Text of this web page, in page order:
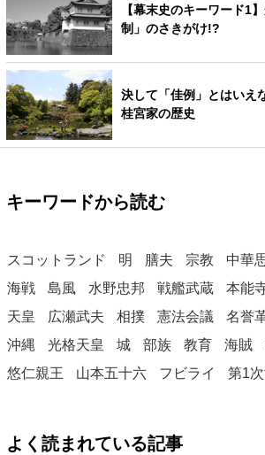
【幕末史のキーワード1
制」のさきがけ!?
決して「佳例」とはい
桂宮家の歴史
キーワードから読む
スコットランド 明 膳夫 宗教 中華
海戦
島風 水野忠邦 戦艦武蔵 本能
天皇
広瀬武夫 相撲 憲法会議 名誉
沖縄
光格天皇 城 部族 教育 海賊
悠仁親王
山本五十六 フビライ 第1
よく読まれている記事